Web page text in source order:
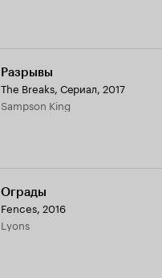
Разрывы
The Breaks, Сериал, 2017
Sampson King
Ограды
Fences, 2016
Lyons